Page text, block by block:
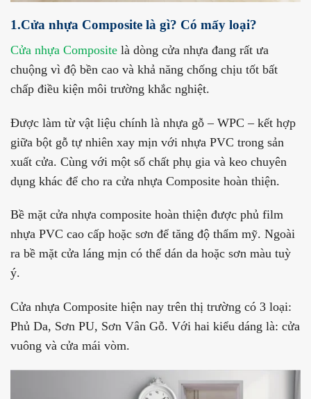
1.Cửa nhựa Composite là gì? Có mấy loại?
Cửa nhựa Composite là dòng cửa nhựa đang rất ưa
chuộng vì độ bền cao và khả năng chống chịu tốt bất
chấp điều kiện môi trường khắc nghiệt.
Được làm từ vật liệu chính là nhựa gỗ – WPC – kết hợp
giữa bột gỗ tự nhiên xay mịn với nhựa PVC trong sản
xuất cửa. Cùng với một số chất phụ gia và keo chuyên
dụng khác để cho ra cửa nhựa Composite hoàn thiện.
Bề mặt cửa nhựa composite hoàn thiện được phủ film
nhựa PVC cao cấp hoặc sơn để tăng độ thẩm mỹ. Ngoài
ra bề mặt cửa láng mịn có thể dán da hoặc sơn màu tuỳ
ý.
Cửa nhựa Composite hiện nay trên thị trường có 3 loại:
Phủ Da, Sơn PU, Sơn Vân Gỗ. Với hai kiểu dáng là: cửa
vuông và cửa mái vòm.